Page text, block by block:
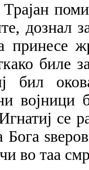
дознал
принесе
биле
бил
војници
се
во таа